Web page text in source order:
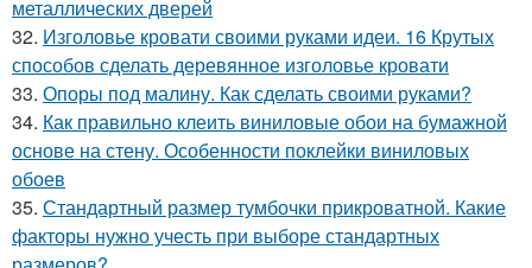
металлических дверей
32. Изголовье кровати своими руками идеи. 16 Крутых
способов сделать деревянное изголовье кровати
33. Опоры под малину. Как сделать своими руками?
34. Как правильно клеить виниловые обои на бумажной
основе на стену. Особенности поклейки виниловых
обоев
35. Стандартный размер тумбочки прикроватной. Какие
факторы нужно учесть при выборе стандартных